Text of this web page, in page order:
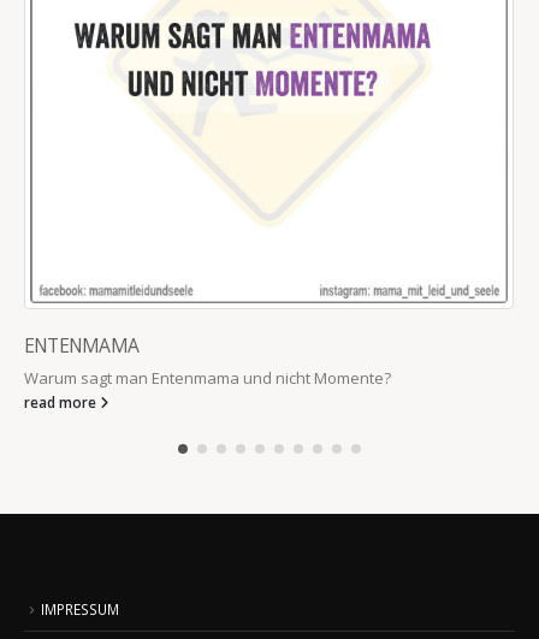
ENTENMAMA
Warum sagt man Entenmama und nicht Momente?
read more
IMPRESSUM